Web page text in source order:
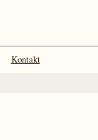
Kontakt